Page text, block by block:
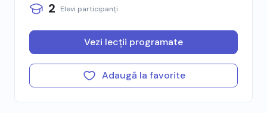
2 Elevi participanți
Vezi lecții programate
Adaugă la favorite